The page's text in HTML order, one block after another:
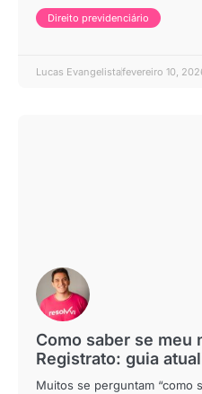
Direito previdenciário
Lucas Evangelistafevereiro 10,
Como saber se meu
Registrato: guia
Muitos se perguntam “como